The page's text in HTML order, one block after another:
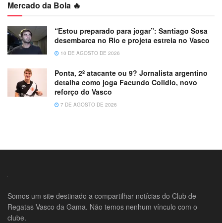
Mercado da Bola 🔥
“Estou preparado para jogar”: Santiago Sosa
desembarca no Rio e projeta estreia no Vasco
10 DE AGOSTO DE 2026
Ponta, 2º atacante ou 9? Jornalista argentino
detalha como joga Facundo Colidio, novo
reforço do Vasco
7 DE AGOSTO DE 2026
Somos um site destinado a compartilhar notícias do Club de
Regatas Vasco da Gama. Não temos nenhum vínculo com o
clube.